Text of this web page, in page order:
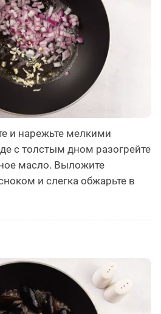
и нарежьте мелкими
с толстым дном разогрейте
масло. Выложите
и слегка обжарьте в